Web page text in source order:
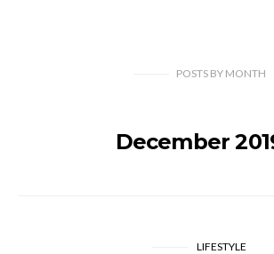
POSTS BYMONTH
December
LIFESTYLE